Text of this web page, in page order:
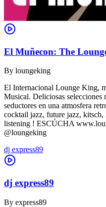
El Muñecon: The
By loungeking
El Internacional Lounge King,
Musical. Deliciosas selecciones
seductores en una atmosfera
cocktail jazz, future jazz, kitsch,
listening ! ESCÚCHA
@loungeking
dj express89
dj express89
By express89